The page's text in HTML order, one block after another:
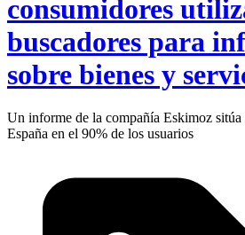
consumidores
buscadores para
sobre bienes y
Un informe de la compañía Eskimoz sitúa
España en el 90% de los usuarios